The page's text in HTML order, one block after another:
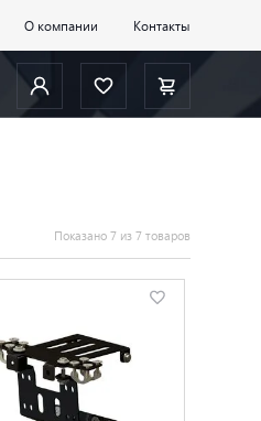
О компании Контакты
Показано 7 из 7 товаров